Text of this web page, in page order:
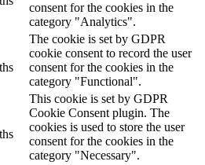
consent for the cookies in the
category "Analytics".
The cookie is set by GDPR
cookie consent to record the user
consent for the cookies in the
category "Functional".
This cookie is set by GDPR
Cookie Consent plugin. The
cookies is used to store the user
consent for the cookies in the
category "Necessary".